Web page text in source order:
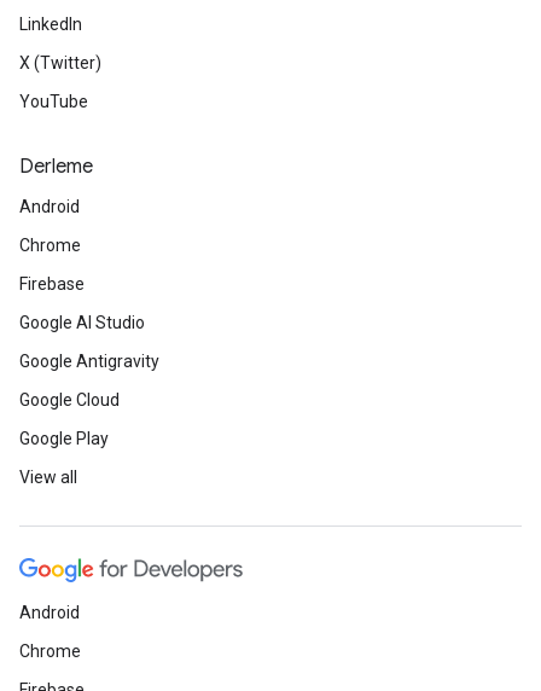
LinkedIn
X (Twitter)
YouTube
Derleme
Android
Chrome
Firebase
Google AI Studio
Google Antigravity
Google Cloud
Google Play
View all
Android
Chrome